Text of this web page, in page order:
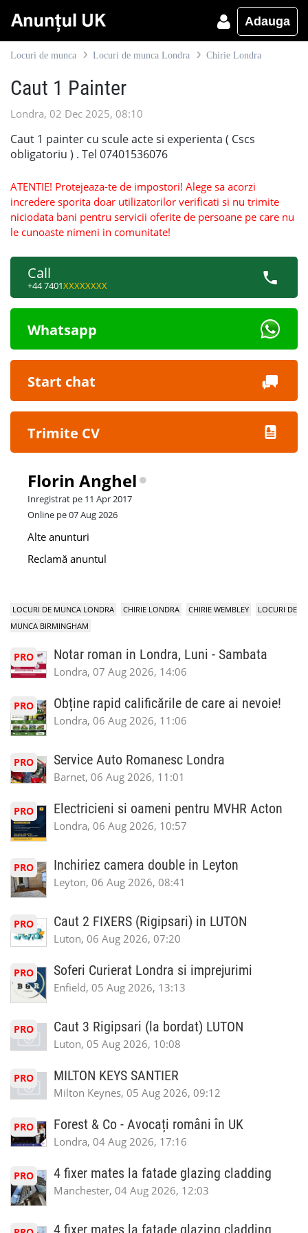
Adauga
Locuri de munca Locuri de munca Londra Chirie Londra
Caut 1 Painter
Londra, 02 Dec 2025, 08:10
Caut 1 painter cu scule acte si experienta ( Cscs
obligatoriu ) . Tel 07401536076
ATENTIE! Protejeaza-te de impostori! Alege sa acorzi
incredere sporita doar utilizatorilor verificati si nu trimite
niciodata bani pentru servicii oferite de persoane pe care nu
le cunoaste nimeni in comunitate!
Call
+44 7401XXXXXXXX
Whatsapp
Start chat
Trimite CV
Florin Anghel
Inregistrat pe 11 Apr 2017
Online pe 07 Aug 2026
Alte anunturi
Reclamă anuntul
LOCURI DE MUNCA LONDRA CHIRIE LONDRA CHIRIE WEMBLEY
LOCURI DE
MUNCA BIRMINGHAM
PRO Notar roman in Londra, Luni - Sambata
Londra, 07 Aug 2026, 14:06
PRO Obține rapid calificările de care ai nevoie!
Londra, 06 Aug 2026, 11:06
PRO Service Auto Romanesc Londra
Barnet, 06 Aug 2026, 11:01
PRO Electricieni si oameni pentru MVHR Acton
Londra, 06 Aug 2026, 10:57
PRO Inchiriez camera double in Leyton
Leyton, 06 Aug 2026, 08:41
PRO Caut 2 FIXERS (Rigipsari) in LUTON
Luton, 06 Aug 2026, 07:20
PRO Soferi Curierat Londra si imprejurimi
Enfield, 05 Aug 2026, 13:13
PRO Caut 3 Rigipsari (la bordat) LUTON
Luton, 05 Aug 2026, 10:08
PRO MILTON KEYS SANTIER
Milton Keynes, 05 Aug 2026, 09:12
PRO Forest & Co - Avocați români în UK
Londra, 04 Aug 2026, 17:16
PRO 4 fixer mates la fatade glazing cladding
Manchester, 04 Aug 2026, 12:03